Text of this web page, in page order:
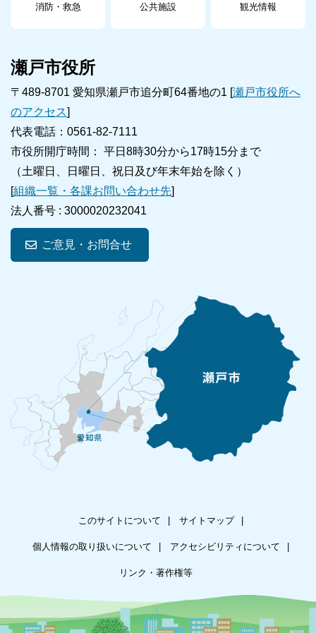
消防・救急 公共施設 観光情報
瀬戸市役所
〒489-8701 愛知県瀬戸市追分町64番地の1 [瀬戸市役所へ
のアクセス]
代表電話：0561-82-7111
市役所開庁時間： 平日8時30分から17時15分まで
（土曜日、日曜日、祝日及び年末年始を除く）
[組織一覧・各課お問い合わせ先]
法人番号 : 3000020232041
ご意見・お問合せ
このサイトについて サイトマップ
個人情報の取り扱いについて アクセシビリティについて
リンク・著作権等